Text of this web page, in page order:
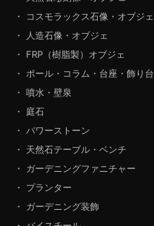
・ コスモラックス石像・オブジェ
・ 人造石像・オブジェ
・ FRP（樹脂製）オブジェ
・ ポール・コラム・台座・飾り台
・ 噴水・壁泉
・ 庭石
・ パワーストーン
・ 天然石テーブル・ベンチ
・ ガーデニングファニチャー
・ プランター
・ ガーデニング装飾